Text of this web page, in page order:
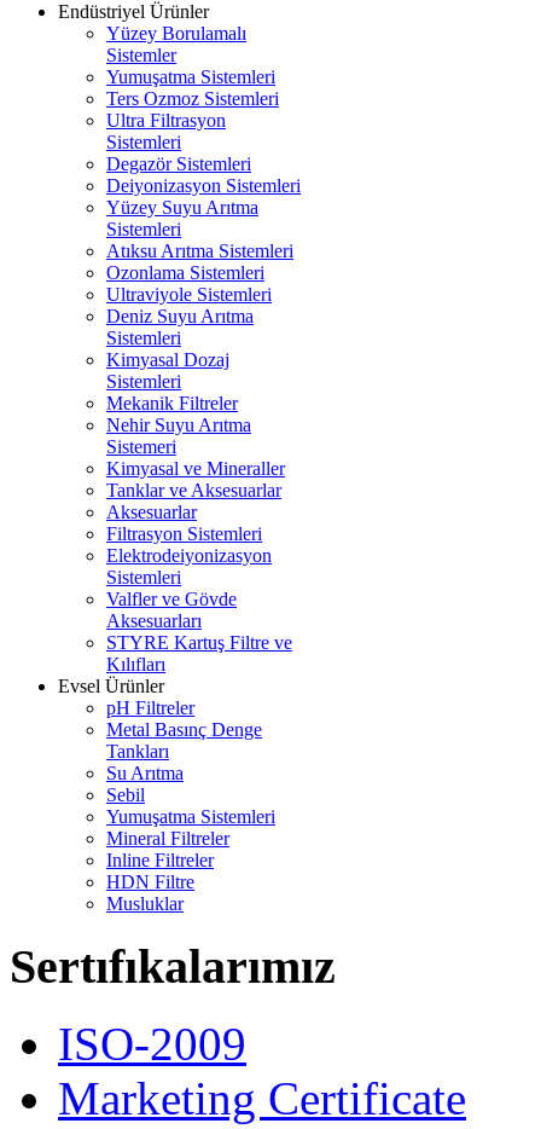
Endüstriyel Ürünler
Yüzey Borulamalı
Sistemler
Yumuşatma Sistemleri
Ters Ozmoz Sistemleri
Ultra Filtrasyon
Sistemleri
Degazör Sistemleri
Deiyonizasyon Sistemleri
Yüzey Suyu Arıtma
Sistemleri
Atıksu Arıtma Sistemleri
Ozonlama Sistemleri
Ultraviyole Sistemleri
Deniz Suyu Arıtma
Sistemleri
Kimyasal Dozaj
Sistemleri
Mekanik Filtreler
Nehir Suyu Arıtma
Sistemeri
Kimyasal ve Mineraller
Tanklar ve Aksesuarlar
Aksesuarlar
Filtrasyon Sistemleri
Elektrodeiyonizasyon
Sistemleri
Valfler ve Gövde
Aksesuarları
STYRE Kartuş Filtre ve
Kılıfları
Evsel Ürünler
pH Filtreler
Metal Basınç Denge
Tankları
Su Arıtma
Sebil
Yumuşatma Sistemleri
Mineral Filtreler
Inline Filtreler
HDN Filtre
Musluklar
Sertıfıkalarımız
ISO-2009
Marketing Certificate